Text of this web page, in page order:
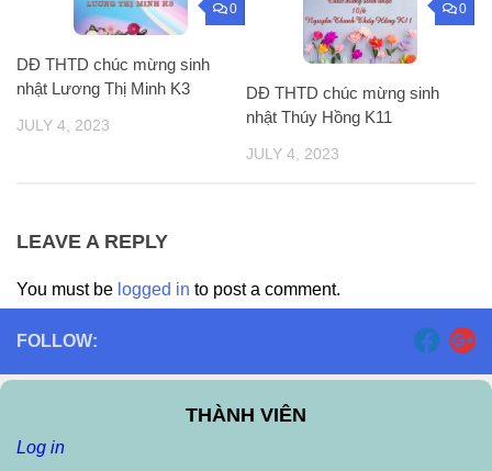
0
DĐ THTD chúc mừng sinh
nhật Lương Thị Minh K3
JULY 4, 2023
0
DĐ THTD chúc mừng sinh
nhật Thúy Hồng K11
JULY 4, 2023
LEAVE A REPLY
You must be logged in to post a comment.
FOLLOW:
THÀNH VIÊN
Log in